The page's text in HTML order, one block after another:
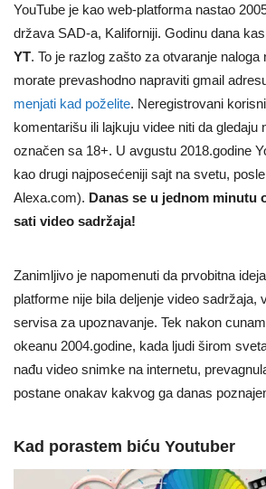
YouTube je kao web-platforma nastao
država SAD-a, Kaliforniji. Godinu dana
YT. To je razlog zašto za otvaranje naloga
morate prevashodno napraviti gmail
menjati kad poželite. Neregistrovani
komentarišu ili lajkuju videe niti da gledaju
označen sa 18+. U avgustu 2018.godine
kao drugi najposećeniji sajt na svetu,
Alexa.com). Danas se u jednom minutu
sati video sadržaja!
Zanimljivo je napomenuti da prvobitna
platforme nije bila deljenje video sadržaja,
servisa za upoznavanje. Tek nakon
okeanu 2004.godine, kada ljudi širom
nađu video snimke na internetu,
postane onakav kakvog ga danas
Kad porastem biću Youtuber